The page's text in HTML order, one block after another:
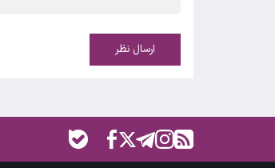
ارسال نظر